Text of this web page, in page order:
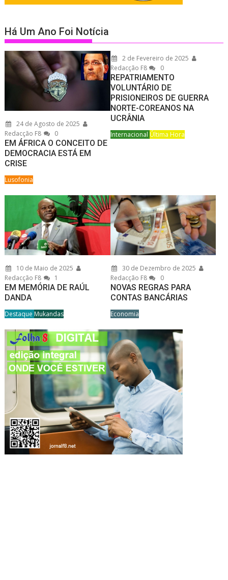
Há Um Ano Foi Notícia
24 de Agosto de 2025
Redacção F8
0
EM ÁFRICA O CONCEITO DE
DEMOCRACIA ESTÁ EM
CRISE
Lusofonia
2 de Fevereiro de 2025
Redacção F8
0
REPATRIAMENTO
VOLUNTÁRIO DE
PRISIONEIROS DE GUERRA
NORTE-COREANOS NA
UCRÂNIA
Internacional Última Hora
10 de Maio de 2025
Redacção F8
1
EM MEMÓRIA DE RAÚL
DANDA
Destaque Mukandas
30 de Dezembro de 2025
Redacção F8
0
NOVAS REGRAS PARA
CONTAS BANCÁRIAS
Economia